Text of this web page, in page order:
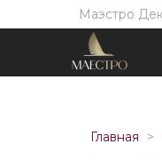
Маэстро
Главная